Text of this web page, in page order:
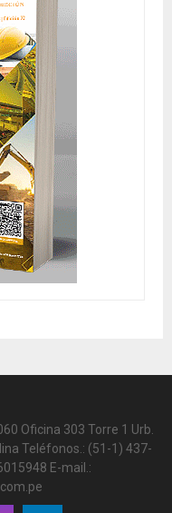
Oficina 303 Torre 1 Urb.
Teléfonos.: (51-1) 437-
E-mail.: